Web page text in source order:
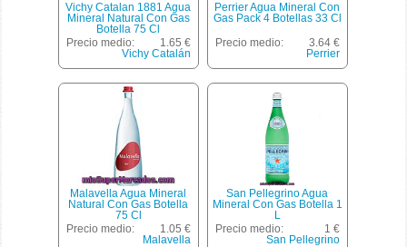
Vichy Catalan 1881 Agua
Mineral Natural Con Gas
Botella 75 Cl
Precio medio:
1.65 €
Vichy Catalán
Perrier Agua Mineral Con
Gas Pack 4 Botellas 33 Cl
Precio medio:
3.64 €
Perrier
Malavella Agua Mineral
Natural Con Gas Botella
75 Cl
Precio medio:
1.05 €
Malavella
San Pellegrino Agua
Mineral Con Gas Botella 1
L
Precio medio:
1 €
San Pellegrino